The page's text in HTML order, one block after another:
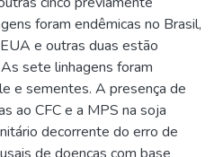
foram endêmicas no Brasil,
e outras duas estão
sete linhagens foram
e sementes. A presença de
ao CFC e a MPS na soja
decorrente do erro de